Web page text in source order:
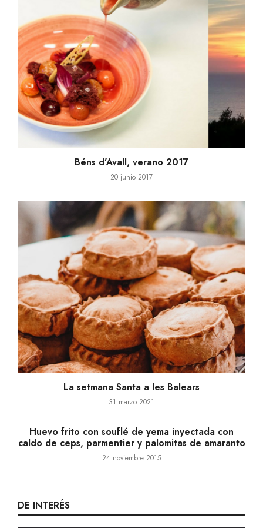
Béns d’Avall, verano 2017
20 junio 2017
La setmana Santa a les Balears
31 marzo 2021
Huevo frito con souflé de yema inyectada con
caldo de ceps, parmentier y palomitas de amaranto
24 noviembre 2015
DE INTERÉS